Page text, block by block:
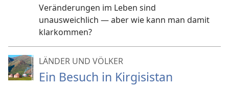
Veränderungen im Leben sind
unausweichlich — aber wie kann man damit
klarkommen?
LÄNDER UND VÖLKER
Ein Besuch in Kirgisistan